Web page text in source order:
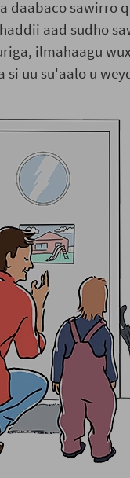
daabaco sawirro
aad sudho
ilmahaagu
si uu su'aalo u